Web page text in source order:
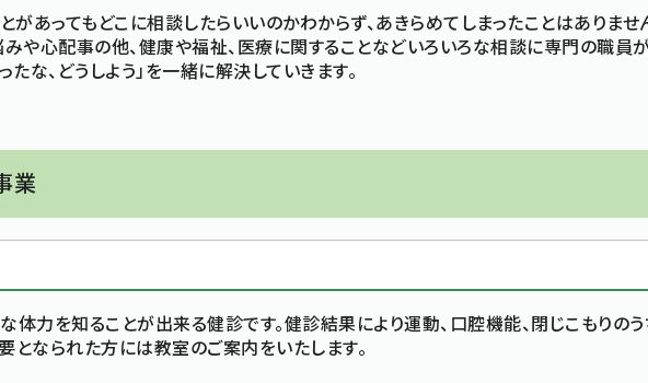
があってもどこに相談したらいいのかわからず、あきらめてしまったことはありませ
や心配事の他、健康や福祉、医療に関することなどいろいろな相談に専門の職員
たな、どうしよう」を一緒に解決していきます。
業
体力を知ることが出来る健診です。健診結果により運動、口腔機能、閉じこもりのう
となられた方には教室のご案内をいたします。